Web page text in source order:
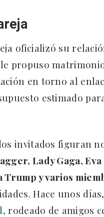
oficializó su
le propuso
en torno al
estimado
invitados figuran
Lady Gaga,
Trump y varios
Hace unos días,
rodeado de amigos